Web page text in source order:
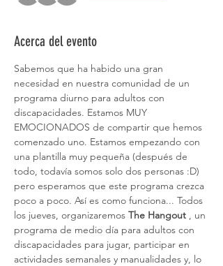
Acerca del evento
Sabemos que ha habido una gran
necesidad en nuestra comunidad de un
programa diurno para adultos con
discapacidades. Estamos MUY
EMOCIONADOS de compartir que hemos
comenzado uno. Estamos empezando con
una plantilla muy pequeña (después de
todo, todavía somos solo dos personas :D)
pero esperamos que este programa crezca
poco a poco. Así es como funciona... Todos
los jueves, organizaremos The Hangout , un
programa de medio día para adultos con
discapacidades para jugar, participar en
actividades semanales y manualidades y, lo